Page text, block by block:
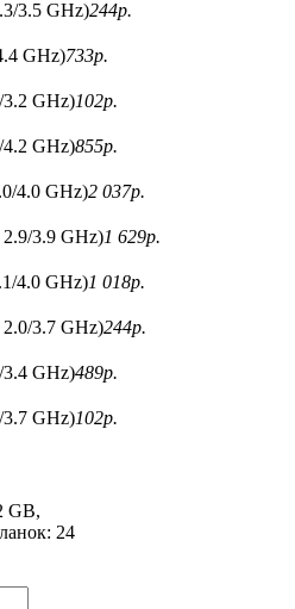
3.5 GHz)244р.
GHz)733р.
3.2 GHz)102р.
4.2 GHz)855р.
4.0 GHz)2 037р.
2.9/3.9 GHz)1 629р.
4.0 GHz)1 018р.
2.0/3.7 GHz)244р.
3.4 GHz)489р.
3.7 GHz)102р.
GB,
24